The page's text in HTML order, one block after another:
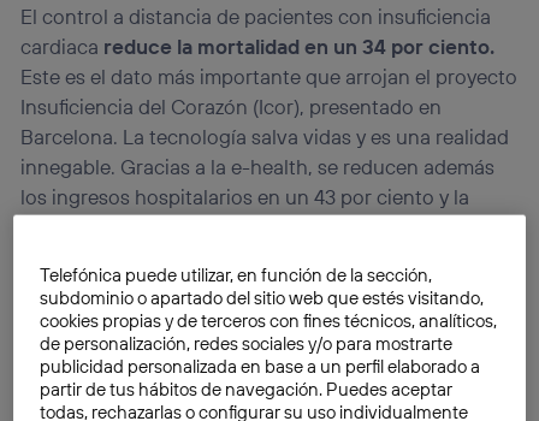
El control a distancia de pacientes con insuficiencia
cardiaca reduce la mortalidad en un 34 por ciento.
Este es el dato más importante que arrojan el proyecto
Insuficiencia del Corazón (Icor), presentado en
Barcelona. La tecnología salva vidas y es una realidad
innegable. Gracias a la e-health, se reducen además
los ingresos hospitalarios en un 43 por ciento y la
Estos números salen del proyectoIcorsobre la
gestión de pacientes con dolencias cardiovasculares.
Se inició en 2010, convirtiéndose en uno de los más
importantes a nivel europeo, y ha sido posible gracias
Telefónica puede utilizar, en función de la sección,
subdominio o apartado del sitio web que estés visitando,
cookies propias y de terceros con fines técnicos, analíticos,
de personalización, redes sociales y/o para mostrarte
publicidad personalizada en base a un perfil elaborado a
partir de tus hábitos de navegación. Puedes aceptar
todas, rechazarlas o configurar su uso individualmente